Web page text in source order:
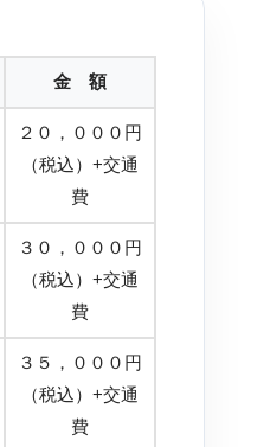
金 額
２０，０００円
（税込）+交通
費
３０，０００円
（税込）+交通
費
３５，０００円
（税込）+交通
費